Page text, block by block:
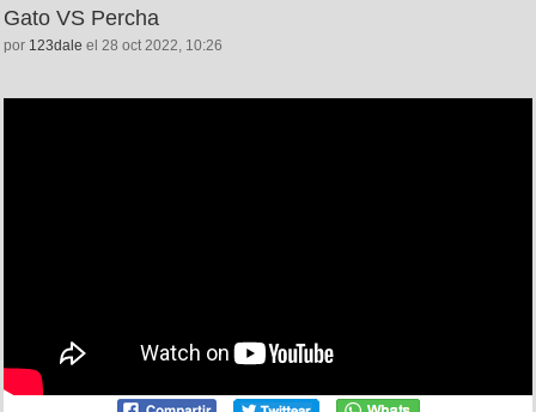
Gato VS Percha
por 123dale el 28 oct 2022, 10:26